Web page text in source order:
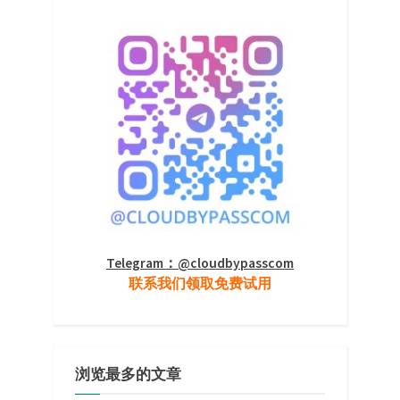
Telegram：@cloudbypasscom
联系我们领取免费试用
浏览最多的文章